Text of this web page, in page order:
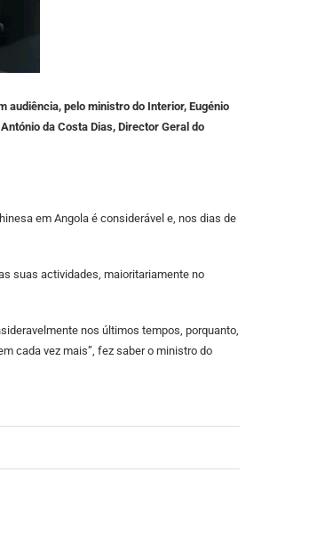
audiência, pelo ministro do Interior, Eugénio
da Costa Dias, Director Geral do
em Angola é considerável e, nos dias de
suas actividades, maioritariamente no
nos últimos tempos, porquanto,
cada vez mais”, fez saber o ministro do